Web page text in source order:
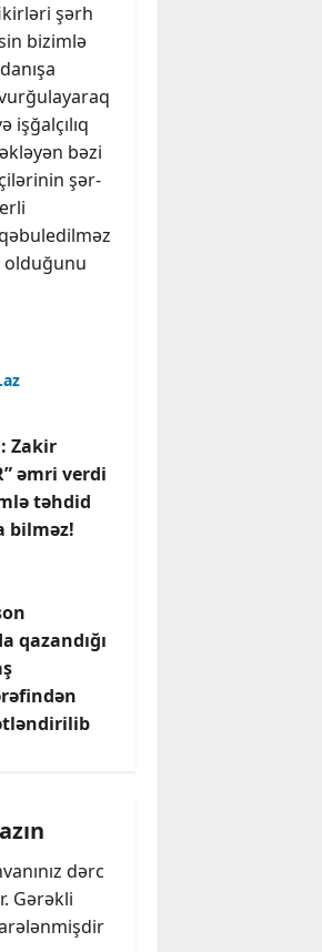
şərh
bizimlə
işğalçılıq
bəzi
şər-
olduğunu
Zakir
əmri verdi
təhdid
bilməz!
qazandığı
dərc
Gərəkli